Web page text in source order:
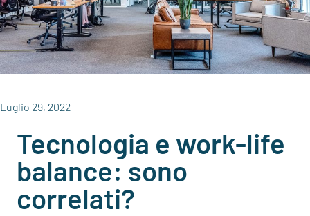
Luglio 29, 2022
Tecnologia e work-life
balance: sono
correlati?